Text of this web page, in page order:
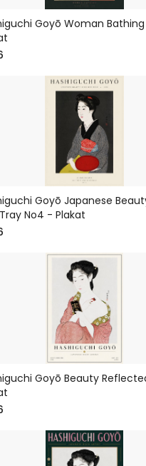
Goyō Woman
Goyō Japanese
No4 - Plakat
Goyō Beauty